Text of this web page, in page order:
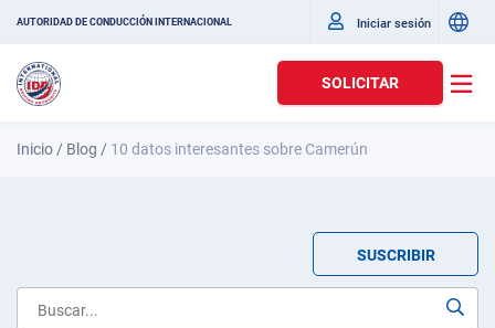
AUTORIDAD DE CONDUCCIÓN INTERNACIONAL Iniciar sesión
SOLICITAR
Inicio / Blog / 10 datos interesantes sobre Camerún
SUSCRIBIR